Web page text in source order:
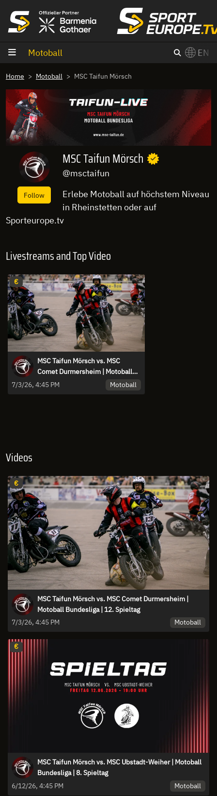
Motoball EN
Home Motoball MSC Taifun Mörsch
Follow
MSC Taifun Mörsch
@msctaifun
Erlebe Motoball auf höchstem Niveau
in Rheinstetten oder auf
Sporteurope.tv
Livestreams and Top Video
€
MSC Taifun Mörsch vs. MSC
Comet Durmersheim | Motoball
Bundesliga | 12. Spieltag
7/3/26, 4:45 PM Motoball
Videos
€
MSC Taifun Mörsch vs. MSC Comet Durmersheim |
Motoball Bundesliga | 12. Spieltag
7/3/26, 4:45 PM
Motoball
€
MSC Taifun Mörsch vs. MSC Ubstadt-Weiher | Motoball
Bundesliga | 8. Spieltag
6/12/26, 4:45 PM
Motoball